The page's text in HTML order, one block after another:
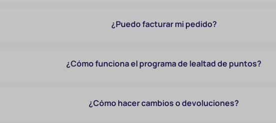
¿Puedo facturar mi pedido?
¿Cómo funciona el programa de lealtad de puntos?
¿Cómo hacer cambios o devoluciones?